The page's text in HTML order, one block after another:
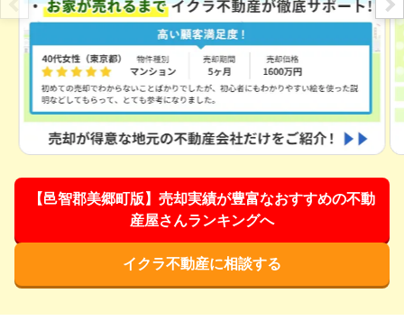
【邑智郡美郷町版】売却実績が豊富なおすすめの不動
産屋さんランキングへ
イクラ不動産に相談する